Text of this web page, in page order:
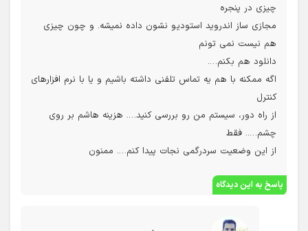
چیزی در پنجره
مجازی ساز اندروید استودیو نشون داده نمیشه. و چون چیزی
هم نیست نمی تونم
دانلود هم بکنم….
اگه ممکنه با هم یه تماس تلفنی داشته باشیم و یا با نرم افزارهای
کنترل
از راه دور، سیستم من رو بررسی کنید…. هزینه هاشم بر روی
چشم….. فقط
از این وضعیت سردرگمی نجات پیدا کنم…. ممنون
پاسخ به این دیدگاه